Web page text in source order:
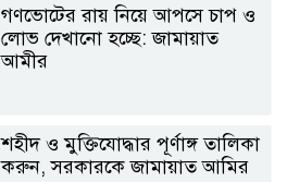
গণভোটের রায় নিয়ে আপসে চাপ ও
লোভ দেখানো হচ্ছে: জামায়াত
আমীর
শহীদ ও মুক্তিযোদ্ধার পূর্ণাঙ্গ তালিকা
করুন, সরকারকে জামায়াত আমির